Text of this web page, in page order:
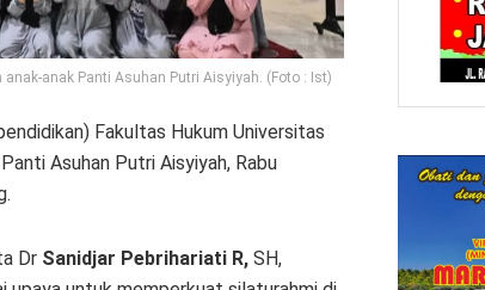
anak Panti Asuhan Putri Aisyiyah. (Foto : Ist)
Fakultas Hukum Universitas
Asuhan Putri Aisyiyah, Rabu
Dr Sanidjar Pebrihariati R, SH,